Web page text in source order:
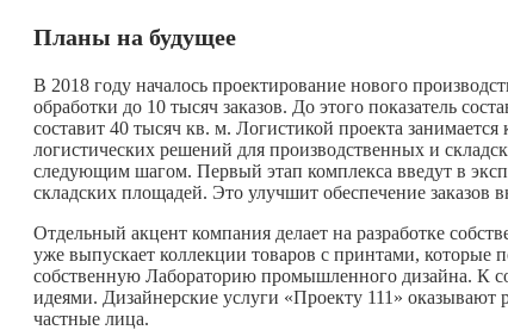
Планы на будущее
В 2018 году началось проектирование нового
обработки до 10 тысяч заказов. До этого показатель
составит 40 тысяч кв. м. Логистикой проекта
логистических решений для производственных и
следующим шагом. Первый этап комплекса введут в
складских площадей. Это улучшит обеспечение заказов
Отдельный акцент компания делает на разработке
уже выпускает коллекции товаров с принтами, которые
собственную Лабораторию промышленного дизайна. К
идеями. Дизайнерские услуги «Проекту 111»
частные лица.